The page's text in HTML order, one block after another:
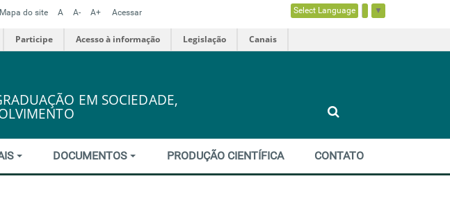
Mapa do site A A- A+ Acessar Select Language ▼
Participe Acesso à informação Legislação Canais
EM SOCIEDADE,
DOCUMENTOS PRODUÇÃO CIENTÍFICA CONTATO